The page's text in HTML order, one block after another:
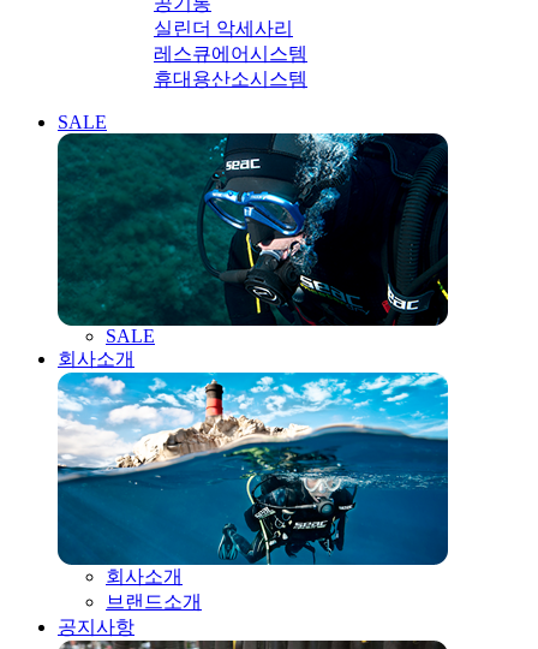
실린더 악세사리
레스큐에어시스템
휴대용산소시스템
SALE
SALE
회사소개
회사소개
브랜드소개
공지사항